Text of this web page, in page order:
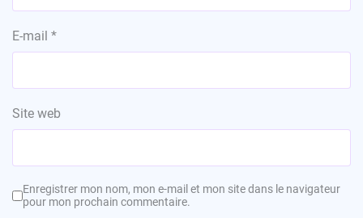
E-mail *
Site web
Enregistrer mon nom, mon e-mail et mon site dans le navigateur
pour mon prochain commentaire.